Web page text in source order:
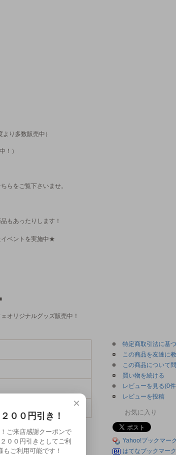
り多数販売中）
！）
らをご覧下さいませ。
もあったりします！
ベントを実施中★
オリジナルグッズ販売中！
特定商取引法に基
この商品を友達に
この商品について
買い物を続ける
レビューを見る(0
レビューを投稿
お気に入り
Yahoo!ブックマー
はてなブックマー
×
００円引き！
ご来店感謝クーポンで
００円引きとしてご利
ご利用可能です！